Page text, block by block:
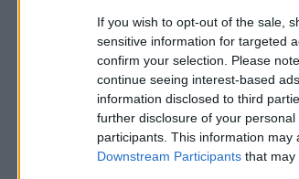
If you wish to opt-out of the sale,
sensitive information for targeted
confirm your selection. Please
continue seeing interest-based
information disclosed to third
further disclosure of your
participants. This information
Downstream Participants that may